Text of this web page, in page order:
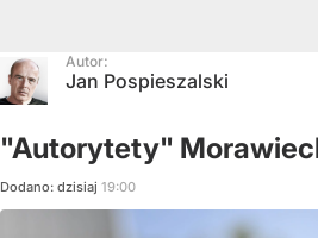
Autor:
Jan Pospieszalski
"Autorytety"
Dodano: dzisiaj 19:00